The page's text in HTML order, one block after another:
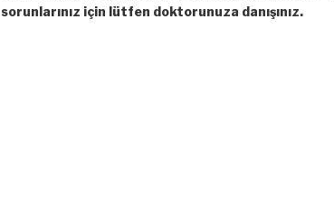
sorunlarınız için lütfen doktorunuza danışınız.